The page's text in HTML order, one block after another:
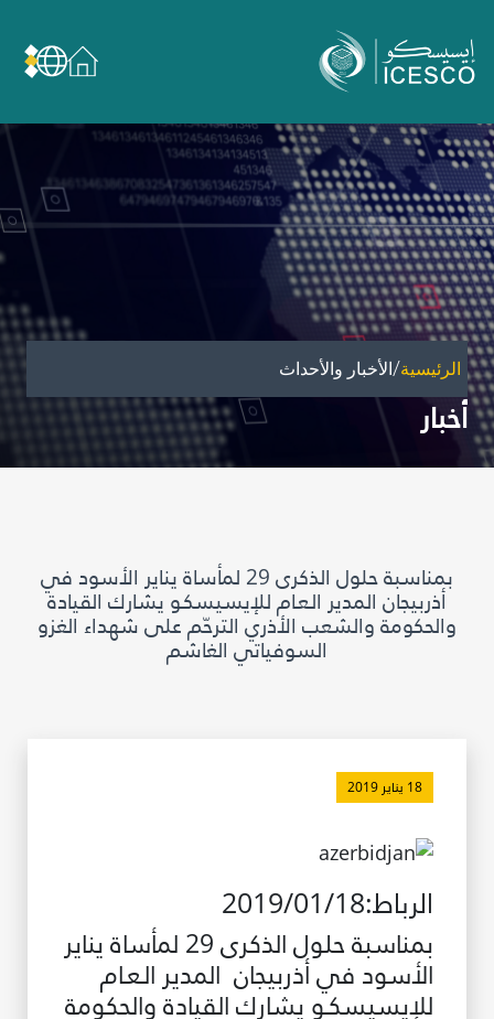
عن الإيسيسكو
الحوكمة
مجال عملنا
مجالات الخبرة
الأمانة العامة للجان الوطنية والمؤتمرات
الشراكات
تأثيرنا
أهداف التنمية المستدامة
متاحف ومعارض
الأخبار والأحداث
وسائل التواصل الاجتماعي للإيسيسكو
الاتصال بنا
المقر
شاركونا
الرئيسية/الأخبار والأحداث
أخبار
بمناسبة حلول الذكرى 29 لمأساة يناير الأسود في
أذربيجان المدير الـعـام للإيسيسكـو يشارك القيادة
والحكومة والشعب الأذري الترحّم على شهداء الغزو
السوفياتي الغاشم
18 يناير 2019
الرباط:2019/01/18
بمناسبة حلول الذكرى 29 لمأساة يناير
الأسود في أذربيجان المدير الـعـام
للإيسيسكـو يشارك القيادة والحكومة